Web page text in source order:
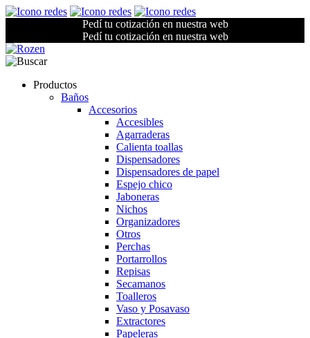
Pedí tu cotización en nuestra web
Pedí tu cotización en nuestra web
Productos
Baños
Accesorios
Accesibles
Agarraderas
Calienta toallas
Dispensadores
Dispensadores de papel
Espejo chico
Jaboneras
Nichos
Organizadores
Otros
Perchas
Portarrollos
Repisas
Secamanos
Toalleros
Vaso y Posavaso
Extractores
Papeleras